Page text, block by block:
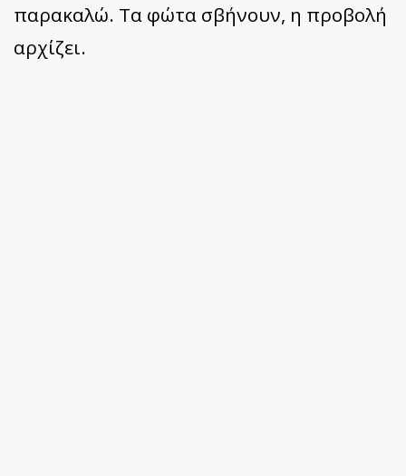
παρακαλώ. Τα φώτα σβήνουν, η προβολή
αρχίζει.